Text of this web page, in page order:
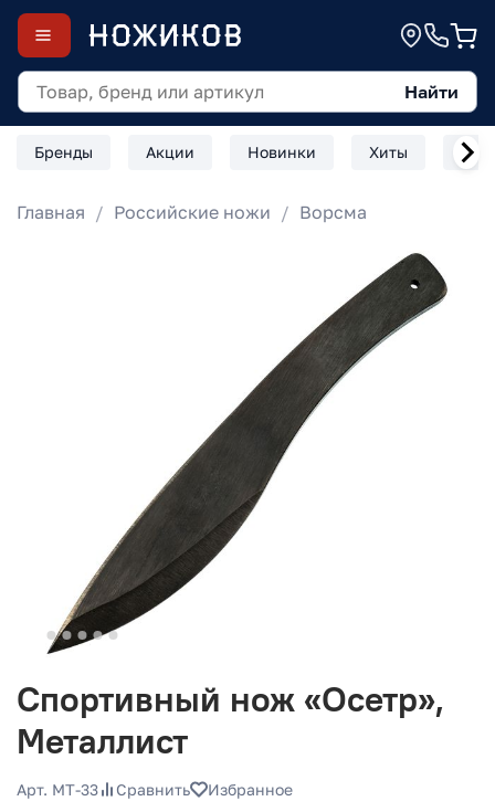
Найти
Бренды Акции Новинки Хиты
Главная Российские ножи Ворсма
Спортивный нож «Осетр»,
Металлист
Арт. MT-33 Сравнить Избранное